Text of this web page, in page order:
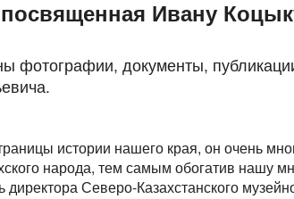
посвященная Ивану
фотографии, документы,
истории нашего края, он очень
народа, тем самым обогатив нашу
директора Северо-Казахстанского